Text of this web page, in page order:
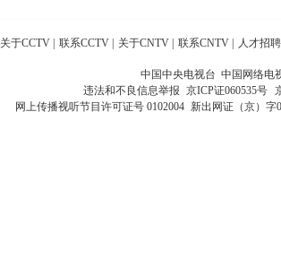
关于CCTV 联系CCTV 关于CNTV 联系CNTV 人才招聘
中国中央电视台 中国网络电
违法和不良信息举报 京ICP证060535号
网上传播视听节目许可证号 0102004 新出网证（京）